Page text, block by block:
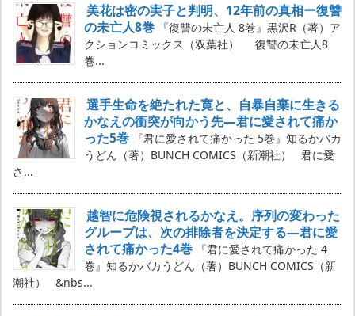
美花は密の実子と判明、12年前の真相ー復讐
の未亡人8巻
『復讐の未亡人 8巻』黒沢R（著）ア
クションコミックス（双葉社） 復讐の未亡人8
巻...
選手生命を絶たれた寛と、自暴自棄に生きる
かなえの衝突が向かう先―君に愛されて痛か
った5巻
『君に愛されて痛かった 5巻』知るかバカ
うどん（著）BUNCH COMICS（新潮社） 君に愛
さ...
越智に危険視されるかなえ。序列の変わった
グループは、次の排除者を決定する―君に愛
されて痛かった4巻
『君に愛されて痛かった 4
巻』知るかバカうどん（著）BUNCH COMICS（新
潮社） &nbs...